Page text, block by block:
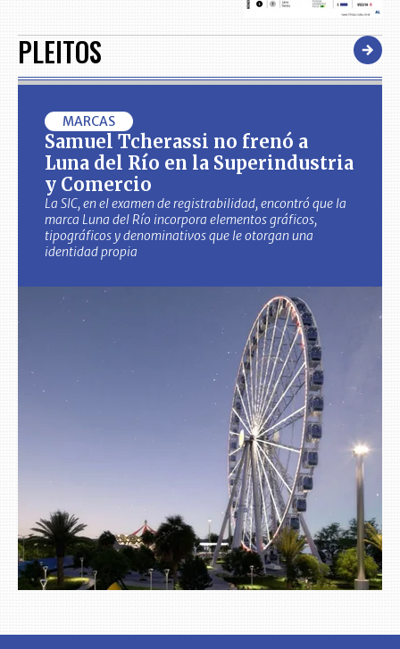
PLEITOS
MARCAS
Samuel Tcherassi no frenó a
Luna del Río en la Superindustria
y Comercio
La SIC, en el examen de registrabilidad, encontró que la
marca Luna del Río incorpora elementos gráficos,
tipográficos y denominativos que le otorgan una
identidad propia